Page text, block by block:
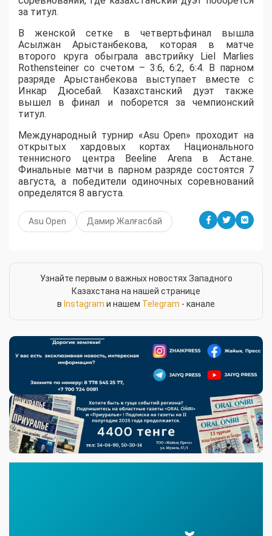
за титул.
В женской сетке в четвертьфинал вышла
Асылжан Арыстанбекова, которая в матче
второго круга обыграла австрийку Liel Marlies
Rothensteiner со счетом – 3:6, 6:2, 6:4. В парном
разряде Арыстанбекова выступает вместе с
Инкар Дюсебай. Казахстанский дуэт также
вышел в финал и поборется за чемпионский
титул.
Международный турнир «Asu Open» проходит на
открытых хардовых кортах Национального
теннисного центра Beeline Arena в Астане.
Финальные матчи в парном разряде состоятся 7
августа, а победители одиночных соревнований
определятся 8 августа.
Asu Open Дамир Жалғасбай
Узнайте первым о важных новостях Западного
Казахстана на нашей странице
в Instagram и нашем Telegram - канале